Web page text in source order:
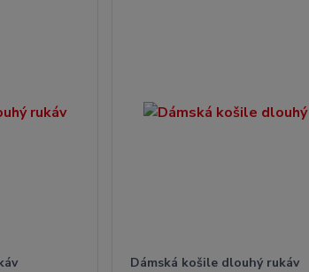
Dámská košile dlouhý rukáv